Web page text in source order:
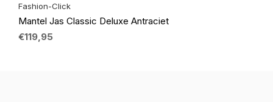
Fashion-Click
Mantel Jas Classic Deluxe Antraciet
€119,95